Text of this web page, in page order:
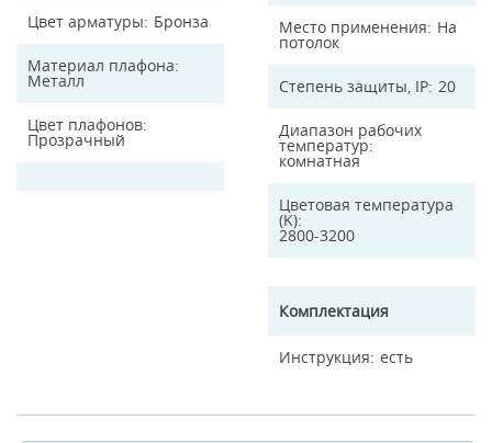
Цвет арматуры Бронза
Материал плафона
Металл
Цвет плафонов
Прозрачный
Место применения На
потолок
Степень защиты, IP 20
Диапазон рабочих
температур
комнатная
Цветовая температура
(K)
2800-3200
Комплектация
Инструкция есть